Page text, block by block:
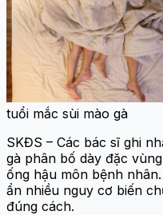
tuổi mắc sùi mào gà
SKĐS – Các bác sĩ ghi
gà phân bố dày đặc
ống hậu môn bệnh
ẩn nhiều nguy cơ biến
đúng cách.